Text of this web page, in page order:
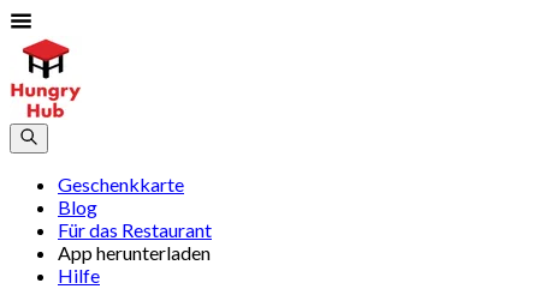
Geschenkkarte
Blog
Für das Restaurant
App herunterladen
Hilfe